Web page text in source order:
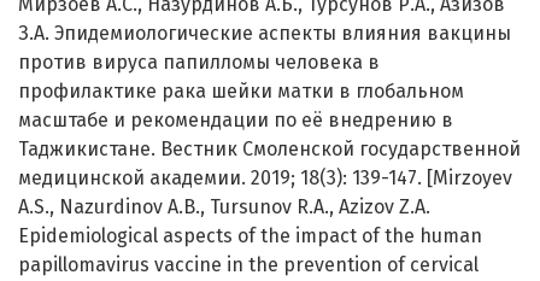
Мирзоев А.С., Назурдинов А.Б., Турсунов Р.А., Азизов
З.А. Эпидемиологические аспекты влияния вакцины
против вируса папилломы человека в
профилактике рака шейки матки в глобальном
масштабе и рекомендации по её внедрению в
Таджикистане. Вестник Смоленской государственной
медицинской академии. 2019; 18(3): 139-147. [Mirzoyev
A.S., Nazurdinov A.B., Tursunov R.A., Azizov Z.A.
Epidemiological aspects of the impact of the human
papillomavirus vaccine in the prevention of cervical